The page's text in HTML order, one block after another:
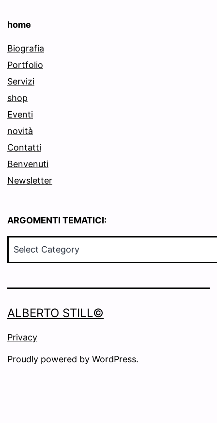
home
Biografia
Portfolio
Servizi
shop
Eventi
novità
Contatti
Benvenuti
Newsletter
ARGOMENTI TEMATICI:
ALBERTO STILL©
Privacy
Proudly powered by WordPress.